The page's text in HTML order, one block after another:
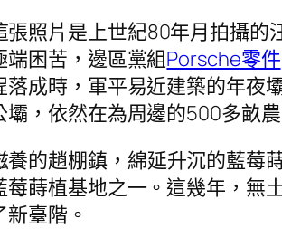
張照片是上世紀80年月拍攝的
困苦，邊區黨組Porsche零件
落成時，軍平易近建築的年
壩，依然在為周邊的500多畝
養的趙棚鎮，綿延升沉的藍莓
莓蒔植基地之一。這幾年，無
臺階。